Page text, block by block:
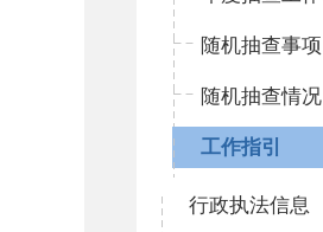
工作指引
行政执法信息